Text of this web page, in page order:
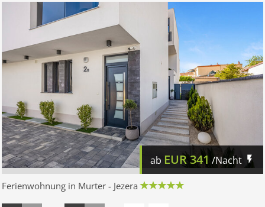
ab EUR341 /Nacht
Ferienwohnung in Murter - Jezera